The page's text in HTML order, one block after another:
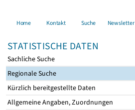
Home Kontakt Suche Newsletter
STATISTISCHE DATEN
Sachliche Suche
Regionale Suche
Kürzlich bereitgestellte Daten
Allgemeine Angaben, Zuordnungen